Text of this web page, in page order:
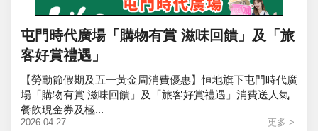
屯門時代廣場「購物有賞 滋味回饋」及「旅
客好賞禮遇」
【勞動節假期及五一黃金周消費優惠】恒地旗下屯門時代廣
場「購物有賞 滋味回饋」及「旅客好賞禮遇」消費送人氣
餐飲現金券及極...
2026-04-27 更多 >